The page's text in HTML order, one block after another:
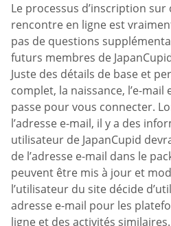
Le processus d’inscription
rencontre en ligne est
pas de questions
futurs membres de
Juste des détails de base et
complet, la naissance, l’e-
passe pour vous connecter.
l’adresse e-mail, il y a des
utilisateur de JapanCupid
de l’adresse e-mail dans le
peuvent être mis à jour et
l’utilisateur du site décide
adresse e-mail pour les
ligne et des activités